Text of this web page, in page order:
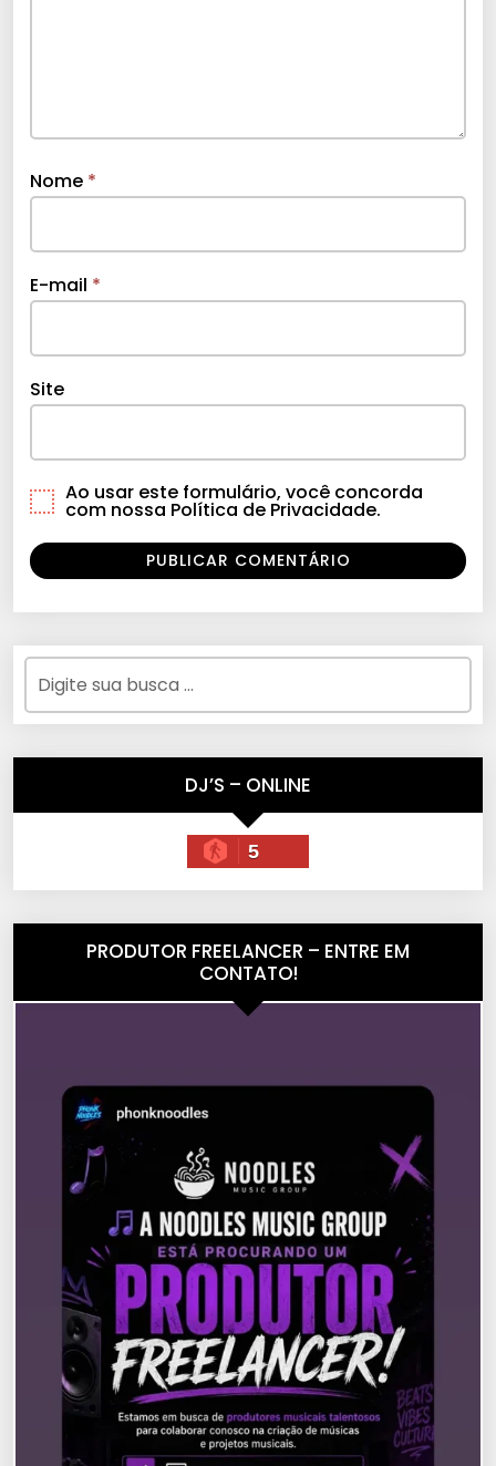
Nome *
E-mail *
Site
Ao usar este formulário, você concorda
com nossa Política de Privacidade.
DJ’S – ONLINE
5
PRODUTOR FREELANCER – ENTRE EM
CONTATO!